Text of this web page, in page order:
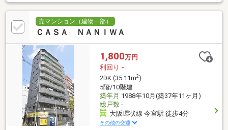
売マンション（建物一部）
ＣＡＳＡ ＮＡＮＩＷＡ
1,800万円
利回り -
2DK (35.11m2)
5階/10階建
築年月 1988年10月(築37年11ヶ月)
総戸数-
大阪環状線 今宮駅 徒歩4分
その他の交通